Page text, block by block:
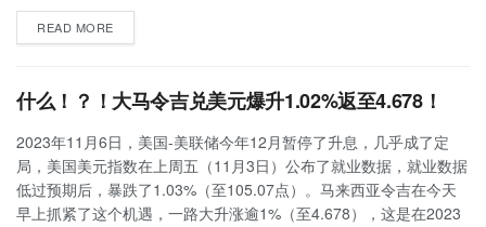
READ MORE
什么！？！大马令吉兑美元爆升1.02%返至4.678！
2023年11月6日，美国-美联储今年12月暂停了升息，几乎成了定
局，美国美元指数在上周五（11月3日）公布了就业数据，就业数据
低过预期后，暴跌了1.03%（至105.07点）。马来西亚令吉在今天
早上抓紧了这个机遇，一路大升涨逾1%（至4.678），这是在2023